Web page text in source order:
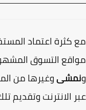
اعتماد
التسوق
وغيرها من
الانترنت وتقديم تلك